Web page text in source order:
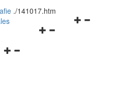
und
schließen
./141017.htm
Navigationsmenü
Navigationsmenü